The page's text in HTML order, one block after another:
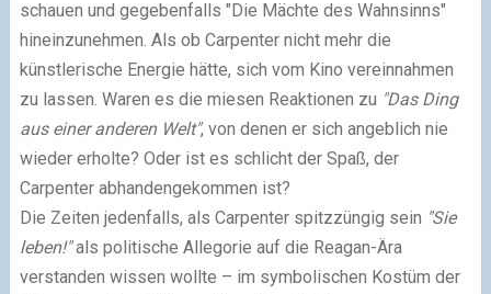
schauen und gegebenfalls "Die Mächte des Wahnsinns"
hineinzunehmen. Als ob Carpenter nicht mehr die
künstlerische Energie hätte, sich vom Kino vereinnahmen
zu lassen. Waren es die miesen Reaktionen zu "Das Ding
aus einer anderen Welt", von denen er sich angeblich nie
wieder erholte? Oder ist es schlicht der Spaß, der
Carpenter abhandengekommen ist?
Die Zeiten jedenfalls, als Carpenter spitzzüngig sein "Sie
leben!"als politische Allegorie auf die Reagan-Ära
verstanden wissen wollte – im symbolischen Kostüm der